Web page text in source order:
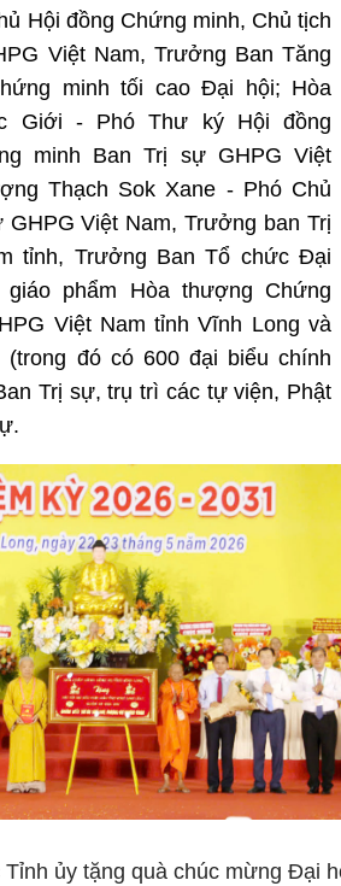
Hội đồng Chứng minh, Chủ tịch
Việt Nam, Trưởng Ban Tăng
minh tối cao Đại hội; Hòa
Giới - Phó Thư ký Hội đồng
minh Ban Trị sự GHPG Việt
Thạch Sok Xane - Phó Chủ
GHPG Việt Nam, Trưởng ban Trị
tỉnh, Trưởng Ban Tổ chức Đại
phẩm Hòa thượng Chứng
Việt Nam tỉnh Vĩnh Long và
(trong đó có 600 đại biểu chính
Trị sự, trụ trì các tự viện, Phật
ủy tặng quà chúc mừng Đại